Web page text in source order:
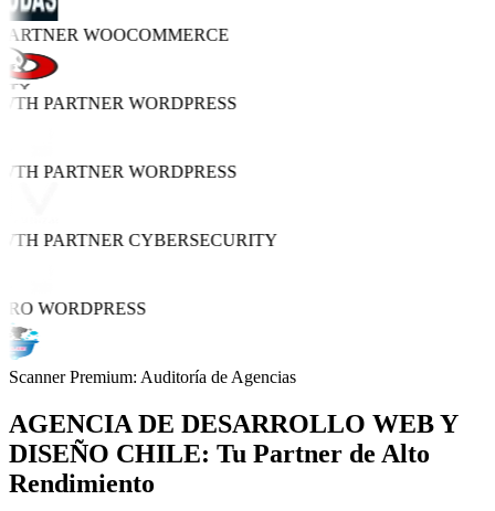
WOOCOMMERCE
PARTNERWORDPRESS
PARTNERWORDPRESS
PARTNERCYBERSECURITY
WORDPRESS
Scanner Premium: Auditoría de Agencias
AGENCIA DE DESARROLLO WEB Y
DISEÑO CHILE: Tu Partner de Alto
Rendimiento